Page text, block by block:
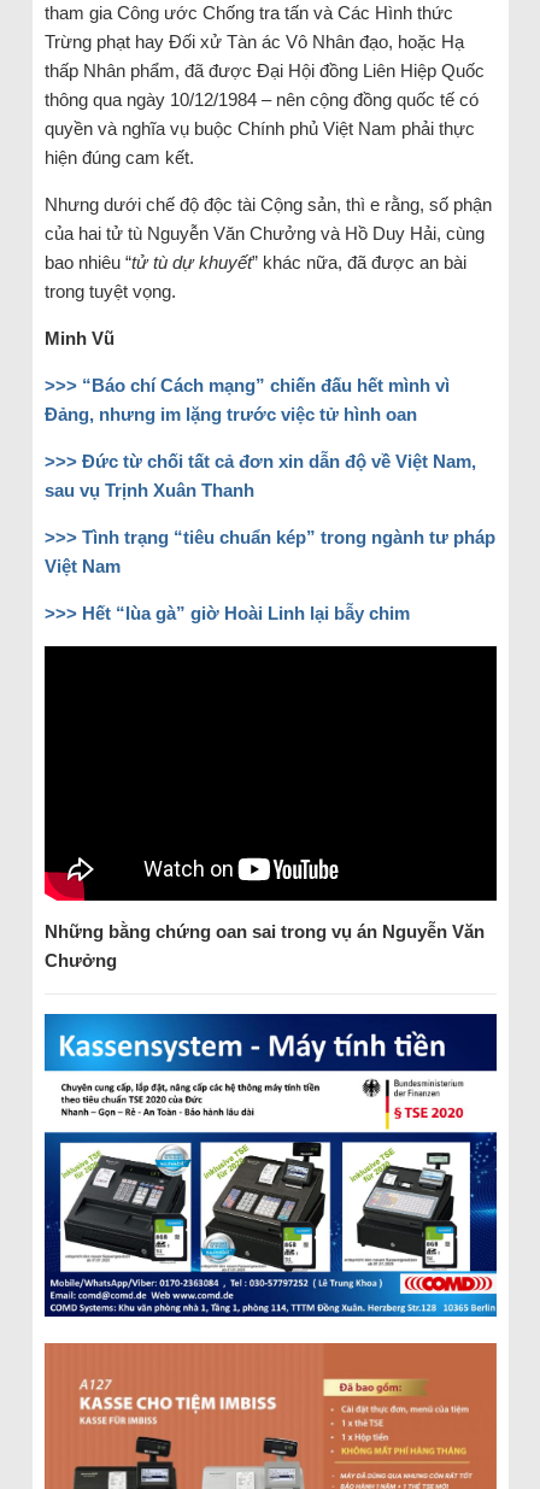
tham gia Công ước Chống tra tấn và Các Hình thức
Trừng phạt hay Đối xử Tàn ác Vô Nhân đạo, hoặc Hạ
thấp Nhân phẩm, đã được Đại Hội đồng Liên Hiệp Quốc
thông qua ngày 10/12/1984 – nên cộng đồng quốc tế có
quyền và nghĩa vụ buộc Chính phủ Việt Nam phải thực
hiện đúng cam kết.
Nhưng dưới chế độ độc tài Cộng sản, thì e rằng, số phận
của hai tử tù Nguyễn Văn Chưởng và Hồ Duy Hải, cùng
bao nhiêu “tử tù dự khuyết” khác nữa, đã được an bài
trong tuyệt vọng.
Minh Vũ
>>> “Báo chí Cách mạng” chiến đấu hết mình vì
Đảng, nhưng im lặng trước việc tử hình oan
>>> Đức từ chối tất cả đơn xin dẫn độ về Việt Nam,
sau vụ Trịnh Xuân Thanh
>>> Tình trạng “tiêu chuẩn kép” trong ngành tư pháp
Việt Nam
>>> Hết “lùa gà” giờ Hoài Linh lại bẫy chim
Những bằng chứng oan sai trong vụ án Nguyễn Văn
Chưởng